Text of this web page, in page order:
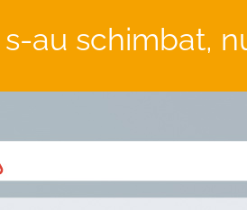
au schimbat,